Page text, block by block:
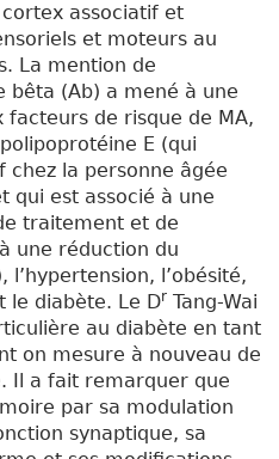
associatif et
et moteurs au
La mention de
bêta (Ab) a mené à une
facteurs de risque de MA,
E (qui
chez la personne âgée
qui est associé à une
traitement et de
une réduction du
l’obésité,
le diabète. Le Dr Tang-Wai
au diabète en tant
on mesure à nouveau de
Il a fait remarquer que
par sa modulation
synaptique, sa